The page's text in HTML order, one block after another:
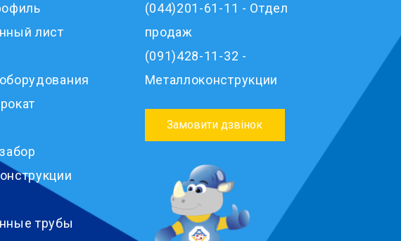
лист
трубы
(044)201-61-11 - Отдел
продаж
(091)428-11-32 -
Металлоконструкции
Замовити дзвінок